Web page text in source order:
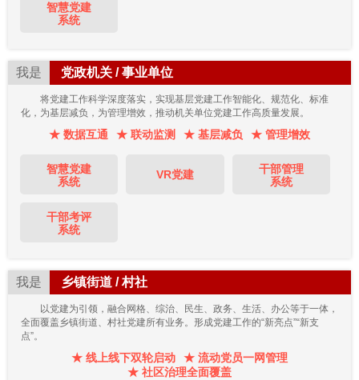
智慧党建
系统
我是 党政机关 / 事业单位
将党建工作科学深度落实，实现基层党建工作智能化、规范化、标准
化，为基层减负，为管理增效，推动机关单位党建工作高质量发展。
★ 数据互通 ★ 联动监测 ★ 基层减负 ★ 管理增效
智慧党建
系统
VR党建
干部管理
系统
干部考评
系统
我是 乡镇街道 / 村社
以党建为引领，融合网格、综治、民生、政务、生活、办公等于一体，
全面覆盖乡镇街道、村社党建所有业务。形成党建工作的“新亮点”“新支
点”。
★ 线上线下双轮启动
★ 流动党员一网管理
★ 社区治理全面覆盖